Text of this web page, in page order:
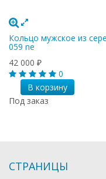
Кольцо мужское из
059 ne
42 000 ₽
0
В корзину
Под заказ
СТРАНИЦЫ